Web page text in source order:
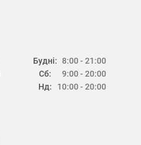
Будні:
Сб:
Нд:
8:00 - 21:00
9:00 - 20:00
10:00 - 20:00